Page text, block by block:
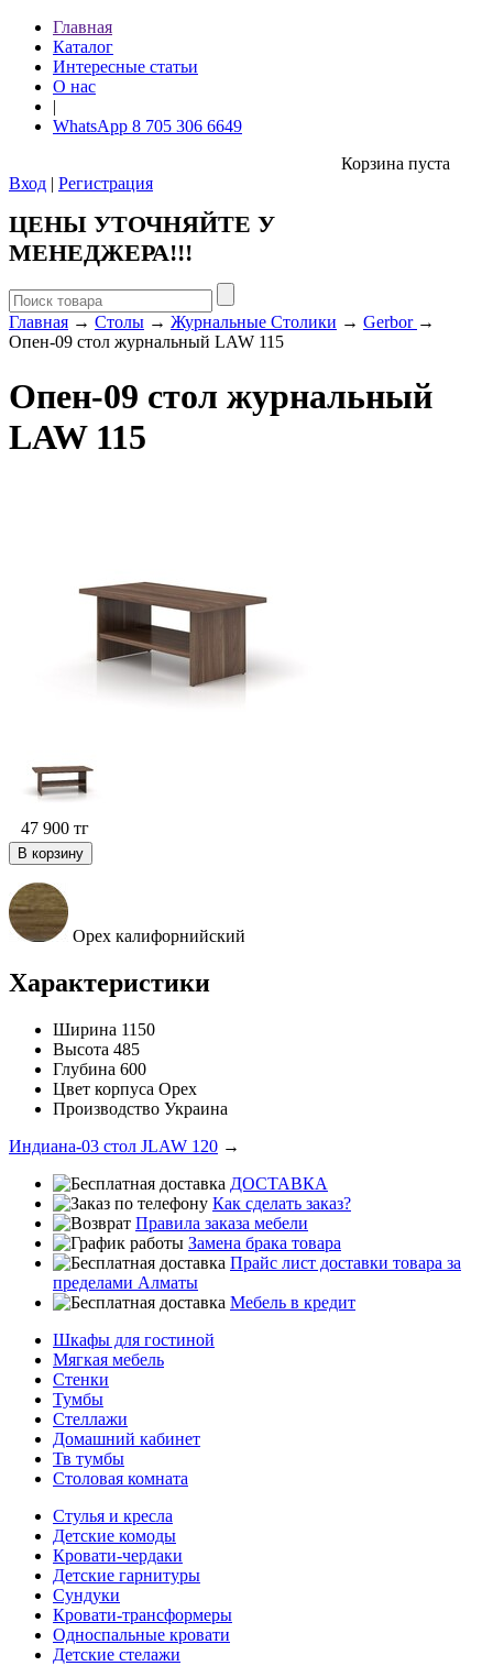
Главная
Каталог
Интересные статьи
О нас
|
WhatsApp 8 705 306 6649
Корзина пуста
Вход | Регистрация
ЦЕНЫ УТОЧНЯЙТЕ У
МЕНЕДЖЕРА!!!
Главная → Столы → Журнальные Столики → Gerbor →
Опен-09 стол журнальный LAW 115
Опен-09 стол журнальный
LAW 115
47 900 тг
В корзину
Орех калифорнийский
Характеристики
Ширина 1150
Высота 485
Глубина 600
Цвет корпуса Орех
Производство Украина
Индиана-03 стол JLAW 120 →
ДОСТАВКА
Как сделать заказ?
Правила заказа мебели
Замена брака товара
Прайс лист доставки товара за
пределами Алматы
Мебель в кредит
Шкафы для гостиной
Мягкая мебель
Стенки
Тумбы
Стеллажи
Домашний кабинет
Тв тумбы
Столовая комната
Стулья и кресла
Детские комоды
Кровати-чердаки
Детские гарнитуры
Сундуки
Кровати-трансформеры
Односпальные кровати
Детские стелажи